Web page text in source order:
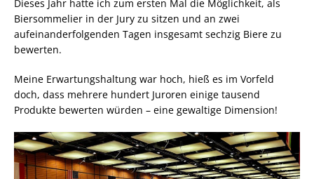
Dieses Jahr hatte ich zum ersten Mal die Möglichkeit, als
Biersommelier in der Jury zu sitzen und an zwei
aufeinanderfolgenden Tagen insgesamt sechzig Biere zu
bewerten.
Meine Erwartungshaltung war hoch, hieß es im Vorfeld
doch, dass mehrere hundert Juroren einige tausend
Produkte bewerten würden – eine gewaltige Dimension!